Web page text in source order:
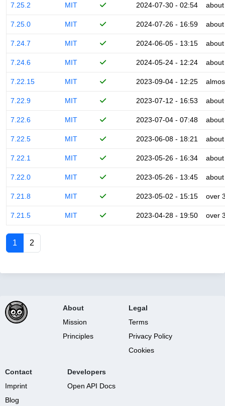
7.25.2 MIT 2024-07-30 - 02:54
7.25.0 MIT 2024-07-26 - 16:59
7.24.7 MIT 2024-06-05 - 13:15
7.24.6 MIT 2024-05-24 - 12:24
7.22.15 MIT 2023-09-04 - 12:25
7.22.9 MIT 2023-07-12 - 16:53
7.22.6 MIT 2023-07-04 - 07:48
7.22.5 MIT 2023-06-08 - 18:21
7.22.1 MIT 2023-05-26 - 16:34
7.22.0 MIT 2023-05-26 - 13:45
7.21.8 MIT 2023-05-02 - 15:15 over
7.21.5 MIT 2023-04-28 - 19:50 over
1 2
About
Mission
Principles
Legal
Terms
Privacy Policy
Cookies
Contact
Imprint
Blog
Developers
Open API Docs